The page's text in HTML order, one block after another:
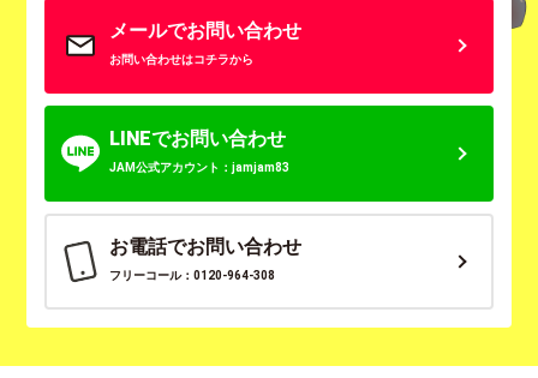
メールでお問い合わせ
お問い合わせはコチラから
LINEでお問い合わせ
JAM公式アカウント：jamjam83
お電話でお問い合わせ
フリーコール：0120-964-308